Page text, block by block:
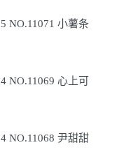
NO.11071 小薯条
NO.11069 心上可
NO.11068 尹甜甜